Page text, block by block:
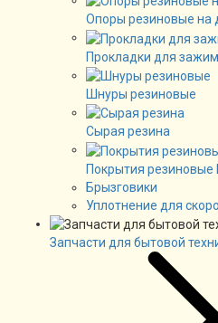
Опоры резиновые на
Прокладки для
Шнуры резиновые
Сырая резина
Покрытия резиновые
Брызговики
Уплотнение для
Запчасти для бытовой